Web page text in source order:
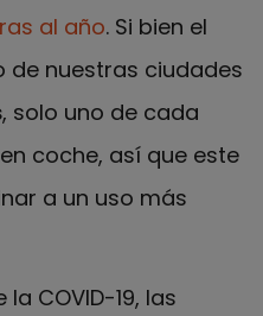
al año. Si bien el
de nuestras ciudades
, solo uno de cada
coche, así que este
a un uso más
COVID-19, las